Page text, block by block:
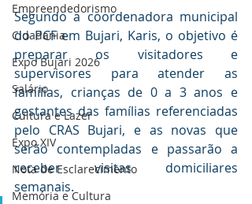
Empreendedorismo
Cidadania
Expo Bujari 2026
Salário
Cultura e Lazer
Expo XIV
Nota de Esclarecimento
Memória e Cultura
Segundo a coordenadora municipal
do PCF em Bujari, Karis, o objetivo é
preparar os visitadores e
supervisores para atender as
famílias, crianças de 0 a 3 anos e
gestantes das famílias referenciadas
pelo CRAS Bujari, e as novas que
serão contempladas e passarão a
receber visitas domiciliares
semanais.